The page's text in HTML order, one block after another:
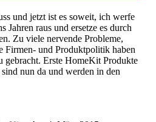
und jetzt ist es soweit, ich werfe
Jahren raus und ersetze es durch
Zu viele nervende Probleme,
Firmen- und Produktpolitik haben
gebracht. Erste HomeKit Produkte
nun da und werden in den